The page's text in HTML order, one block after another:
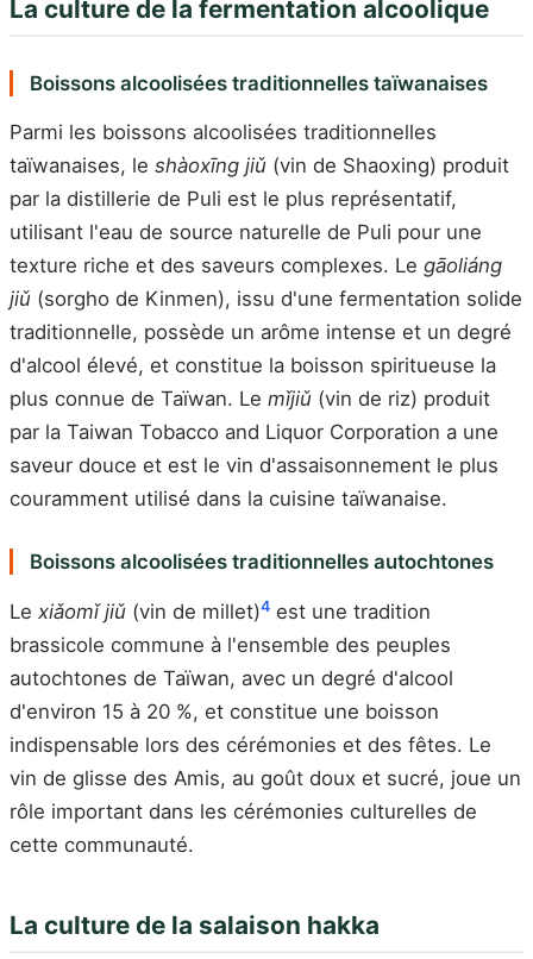
La culture de la fermentation alcoolique
Boissons alcoolisées traditionnelles taïwanaises
Parmi les boissons alcoolisées traditionnelles
taïwanaises, le shàoxīng jiǔ (vin de Shaoxing) produit
par la distillerie de Puli est le plus représentatif,
utilisant l'eau de source naturelle de Puli pour une
texture riche et des saveurs complexes. Le gāoliáng
jiǔ (sorgho de Kinmen), issu d'une fermentation solide
traditionnelle, possède un arôme intense et un degré
d'alcool élevé, et constitue la boisson spiritueuse la
plus connue de Taïwan. Le mǐjiǔ (vin de riz) produit
par la Taiwan Tobacco and Liquor Corporation a une
saveur douce et est le vin d'assaisonnement le plus
couramment utilisé dans la cuisine taïwanaise.
Boissons alcoolisées traditionnelles autochtones
Le xiǎomǐ jiǔ (vin de millet)4 est une tradition
brassicole commune à l'ensemble des peuples
autochtones de Taïwan, avec un degré d'alcool
d'environ 15 à 20 %, et constitue une boisson
indispensable lors des cérémonies et des fêtes. Le
vin de glisse des Amis, au goût doux et sucré, joue un
rôle important dans les cérémonies culturelles de
cette communauté.
La culture de la salaison hakka